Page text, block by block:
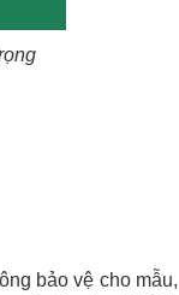
bảo vệ cho mẫu,